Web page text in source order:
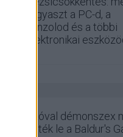
fogyaszt a PC-d, a
konzolod és a többi
elektronikai
Szóval démonszex
lőtték le a Baldur's